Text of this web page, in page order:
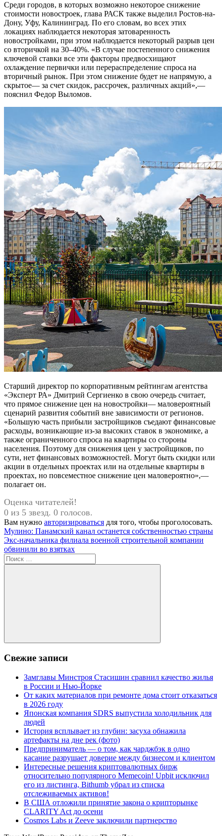
Среди городов, в которых возможно некоторое снижение
стоимости новостроек, глава РАСК также выделил Ростов-на-
Дону, Уфу, Калининград. По его словам, во всех этих
локациях наблюдается некоторая затоваренность
новостройками, при этом наблюдается некоторый разрыв цен
со вторичкой на 30–40%. «В случае постепенного снижения
ключевой ставки все эти факторы предвосхищают
охлаждение первички или перераспределение спроса на
вторичный рынок. При этом снижение будет не напрямую, а
скрытое— за счет скидок, рассрочек, различных акций»,—
пояснил Федор Выломов.
Старший директор по корпоративным рейтингам агентства
«Эксперт РА» Дмитрий Сергиенко в свою очередь считает,
что прямое снижение цен на новостройки— маловероятный
сценарий развития событий вне зависимости от регионов.
«Большую часть прибыли застройщиков съедают финансовые
расходы, возникающие из-за высоких ставок в экономике, а
также ограниченного спроса на квартиры со стороны
населения. Поэтому для снижения цен у застройщиков, по
сути, нет финансовых возможностей. Могут быть скидки или
акции в отдельных проектах или на отдельные квартиры в
проектах, но повсеместное снижение цен маловероятно»,—
полагает он.
Оценка читателей!
0 из 5 звезд. 0 голосов.
Вам нужно авторизироваться для того, чтобы проголосовать.
Навигация
по
записям
Предыдущая
запись:
Мулино: Панамский канал останется собственностью страны
Следующая
запись:
Экс-начальника филиала военной строительной компании
обвинили во взятках
Поиск
для:
Поиск
Свежие записи
Замглавы Минстроя Стасишин сравнил качество жилья
в России и Нью-Йорке
От каких материалов при ремонте дома стоит отказаться
в 2026 году
Японская компания SDRS выпустила холодильник для
людей
История всплывает из глубин: засуха обнажила
артефакты на дне рек (фото)
Предприниматель — о том, как чарджбэк в одно
касание разрушает доверие между бизнесом и клиентом
Интересные решения криптовалютных бирж
относительно популярного Memecoin! Upbit исключил
его из листинга, Bithumb убрал из списка
отслеживаемых активов!
В США отложили принятие закона о крипторынке
CLARITY Act до осени
Cosmos Labs и Zeeve заключили партнерство